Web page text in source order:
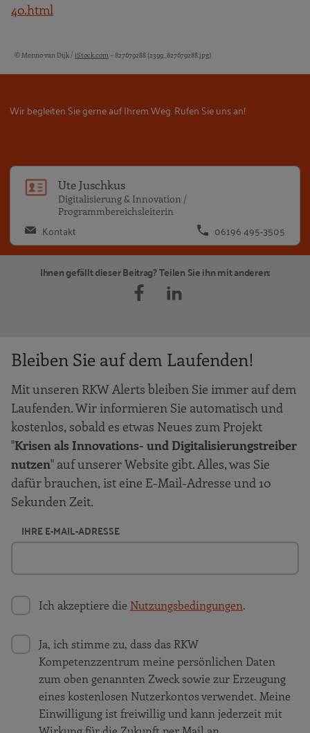
40.html
Bildquellen und Copyright-Hinweise
© Menno van Dijk / iStock.com– 827679288 (2399_827679288.jpg)
Wir begleiten Sie gerne auf Ihrem Weg. Rufen Sie uns an!
Ute Juschkus
Digitalisierung & Innovation /
Programmbereichsleiterin
Kontakt 06196 495-3505
Ihnen gefällt dieser Beitrag? Teilen Sie ihn mit anderen:
Bleiben Sie auf dem Laufenden!
Mit unseren RKW Alerts bleiben Sie immer auf dem
Laufenden. Wir informieren Sie automatisch und
kostenlos, sobald es etwas Neues zum Projekt
"Krisen als Innovations- und Digitalisierungstreiber
nutzen" auf unserer Website gibt. Alles, was Sie
dafür brauchen, ist eine E-Mail-Adresse und 10
Sekunden Zeit.
IHRE E-MAIL-ADRESSE
Ich akzeptiere die Nutzungsbedingungen.
Ja, ich stimme zu, dass das RKW
Kompetenzzentrum meine persönlichen Daten
zum oben genannten Zweck sowie zur Erzeugung
eines kostenlosen Nutzerkontos verwendet. Meine
Einwilligung ist freiwillig und kann jederzeit mit